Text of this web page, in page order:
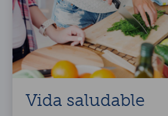
Vida saludable